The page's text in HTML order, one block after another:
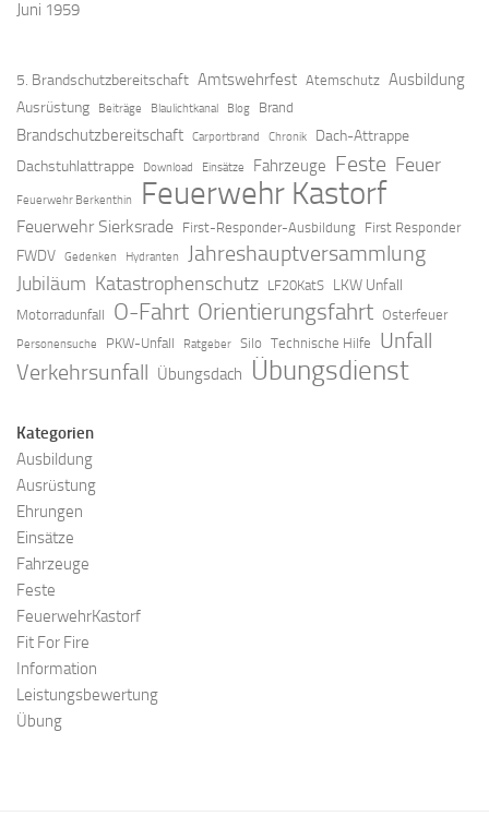
Juni 1959
5. Brandschutzbereitschaft Amtswehrfest Atemschutz Ausbildung
Ausrüstung Beiträge Blaulichtkanal Blog Brand
Brandschutzbereitschaft Carportbrand Chronik
Dach-Attrappe
Dachstuhlattrappe
Download Einsätze Fahrzeuge Feste Feuer
Feuerwehr Berkenthin Feuerwehr Kastorf
Feuerwehr Sierksrade First-Responder-Ausbildung First Responder
FWDV Gedenken Hydranten Jahreshauptversammlung
Jubiläum Katastrophenschutz LF20KatS LKW Unfall
Motorradunfall O-Fahrt Orientierungsfahrt Osterfeuer
Personensuche PKW-Unfall Ratgeber Silo Technische Hilfe Unfall
Verkehrsunfall Übungsdach Übungsdienst
Kategorien
Ausbildung
Ausrüstung
Ehrungen
Einsätze
Fahrzeuge
Feste
FeuerwehrKastorf
Fit For Fire
Information
Leistungsbewertung
Übung